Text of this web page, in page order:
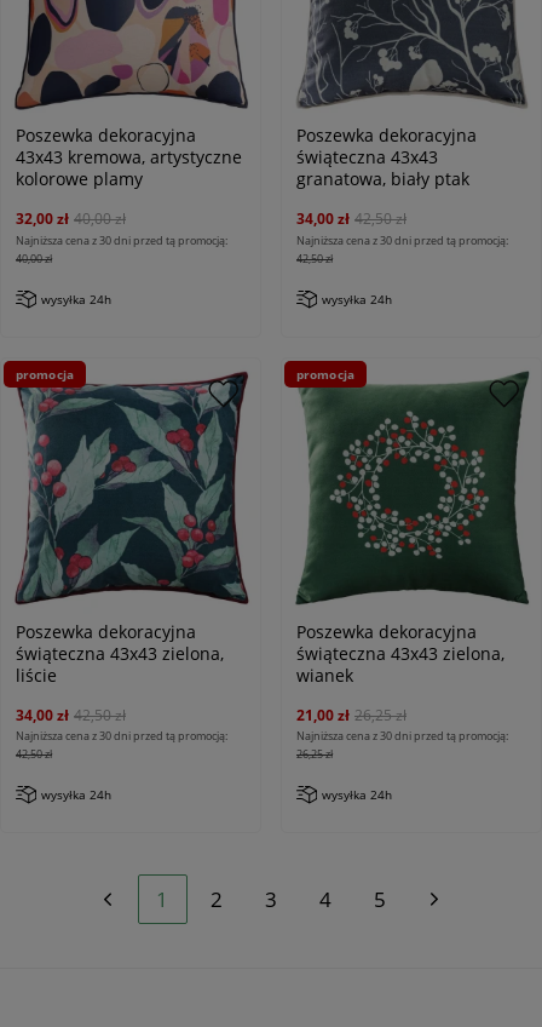
Poszewka dekoracyjna
43x43 kremowa, artystyczne
kolorowe plamy
32,00 zł 40,00 zł
Najniższa cena z 30 dni przed tą promocją:
40,00 zł
wysyłka 24h
Poszewka dekoracyjna
świąteczna 43x43
granatowa, biały ptak
34,00 zł 42,50 zł
Najniższa cena z 30 dni przed tą promocją:
42,50 zł
wysyłka 24h
Poszewka dekoracyjna
świąteczna 43x43 zielona,
liście
34,00 zł 42,50 zł
Najniższa cena z 30 dni przed tą promocją:
42,50 zł
wysyłka 24h
promocja
Poszewka dekoracyjna
świąteczna 43x43 zielona,
wianek
21,00 zł 26,25 zł
Najniższa cena z 30 dni przed tą promocją:
26,25 zł
wysyłka 24h
promocja
1 2 3 4 5